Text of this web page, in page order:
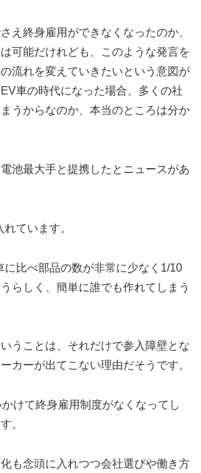
え終身雇用ができなくなったのか、
可能だけれども、このような発言を
流れを変えていきたいという意図が
車の時代になった場合、多くの社
うからなのか、本当のところは分か
池最大手と提携したとニュースがあ
ています。
に比べ部品の数が非常に少なく1/10
らしく、簡単に誰でも作れてしまう
うことは、それだけで参入障壁とな
カーが出てこない理由だそうです。
けて終身雇用制度がなくなってし
。
も念頭に入れつつ会社選びや働き方